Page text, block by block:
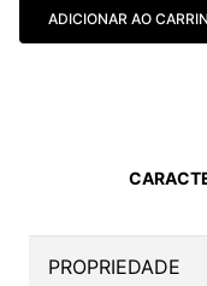
ADICIONAR AO
PROPRIEDADE